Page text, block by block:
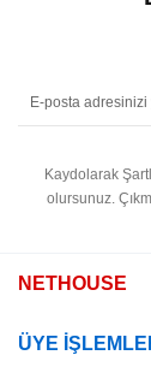
Kaydolarak
olursunuz.
NETHOUSE
ÜYE